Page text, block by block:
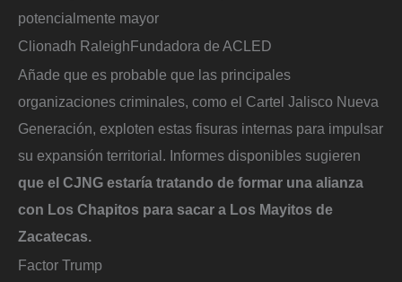
potencialmente mayor
Clionadh RaleighFundadora de ACLED
Añade que es probable que las principales
organizaciones criminales, como el Cartel Jalisco Nueva
Generación, exploten estas fisuras internas para impulsar
su expansión territorial. Informes disponibles sugieren
que el CJNG estaría tratando de formar una alianza
con Los Chapitos para sacar a Los Mayitos de
Zacatecas.
Factor Trump